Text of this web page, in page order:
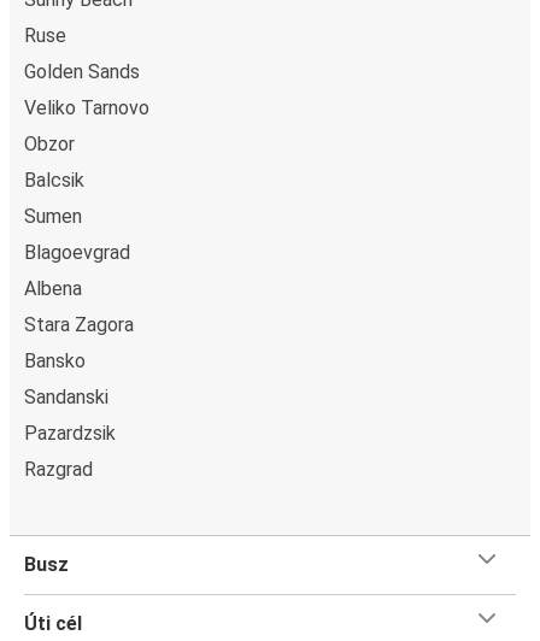
Ruse
Golden Sands
Veliko Tarnovo
Obzor
Balcsik
Sumen
Blagoevgrad
Albena
Stara Zagora
Bansko
Sandanski
Pazardzsik
Razgrad
Busz
Úti cél